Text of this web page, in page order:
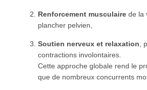
Renforcement musculaire de la
plancher pelvien,
Soutien nerveux et relaxation ,
contractions involontaires.
Cette approche globale rend le
que de nombreux concurrents